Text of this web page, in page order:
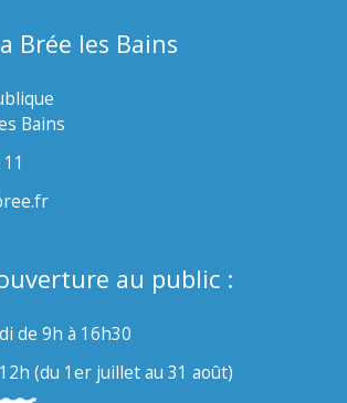
Brée les Bains
Bains
au public :
de 9h à 16h30
(du 1er juillet au 31 août)